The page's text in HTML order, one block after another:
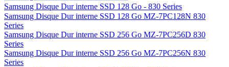
Samsung Disque Dur interne SSD 128 Go - 830 Series
Samsung Disque Dur interne SSD 128 Go MZ-7PC128N 830
Series
Samsung Disque Dur interne SSD 256 Go MZ-7PC256D 830
Series
Samsung Disque Dur interne SSD 256 Go MZ-7PC256N 830
Series